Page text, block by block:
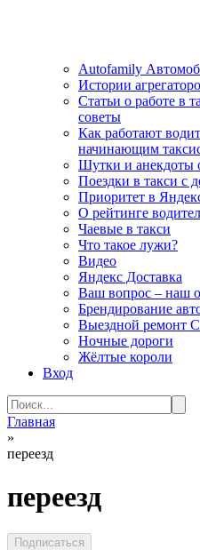
Autofamily
Истории
Статьи о работе в
советы
Как работают
начинающим
Шутки и анекдоты
Поездки в такси с
Приоритет в
О рейтинге
Чаевые в такси
Что такое лужи?
Видео
Яндекс Доставка
Ваш вопрос – наш
Брендирование
Выездной ремонт
Ночные дороги
Жёлтые короли
Вход
Search
for:
Главная
»
переезд
переезд
Подписаться